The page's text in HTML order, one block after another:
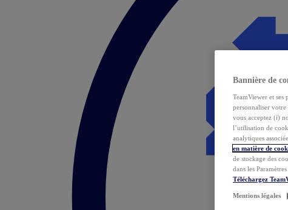
Bannière de
TeamViewer et
personnaliser
vous acceptez (i)
l’utilisation de
analytiques
en matière de
de stockage des
dans les
Téléchargez
Mentions légales